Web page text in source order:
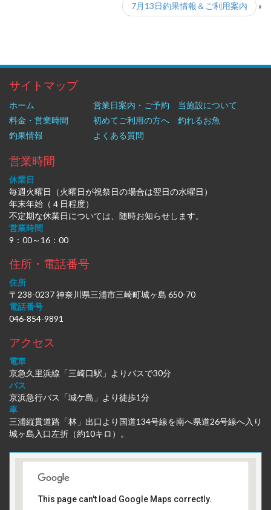
7月13日釣果情報＆ご利用案内
»
サイトマップ
ホーム 営業日案内・ご予約
当施設について
料金・営業時間
初めてご利用の方へ
釣れるお魚
釣果情報
よくある質問
営業時間
休業日
毎週火曜日（火曜日が祝祭日の場合は翌日の水曜日）
年末年始（４日程度）
不定期な休業日については、随時お知らせします。
営業時間
9：00～16：00
住所・電話番号
住所
〒238-0237 神奈川県三浦市三崎町城ヶ島 650-70
電話番号
046-854-9891
アクセス
電車
京急久里浜線「三崎口駅」よりバスで30分
バス
京浜急行バス「城ケ島」より徒歩1分
車
三浦縦貫道路「林」出口より国道134号線を南へ県道26号線へ入り
城ヶ島入口左折（約10キロ）。
This page can't load Google Maps correctly.